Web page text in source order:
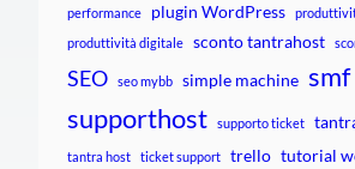
performance
plugin WordPress
produttività digitale
sconto tantrahost
SEO seo mybb simple machine smf
supporthost
supporto ticket
tantra host ticket support trello tutorial